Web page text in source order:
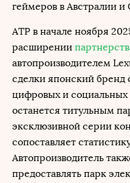
геймеров в Австралии и
ATP в начале ноября
расширении
автопроизводителем
сделки японский бренд
цифровых и социальных
останется титульным
эксклюзивной серии
сопоставляет
Автопроизводитель
предоставлять парк